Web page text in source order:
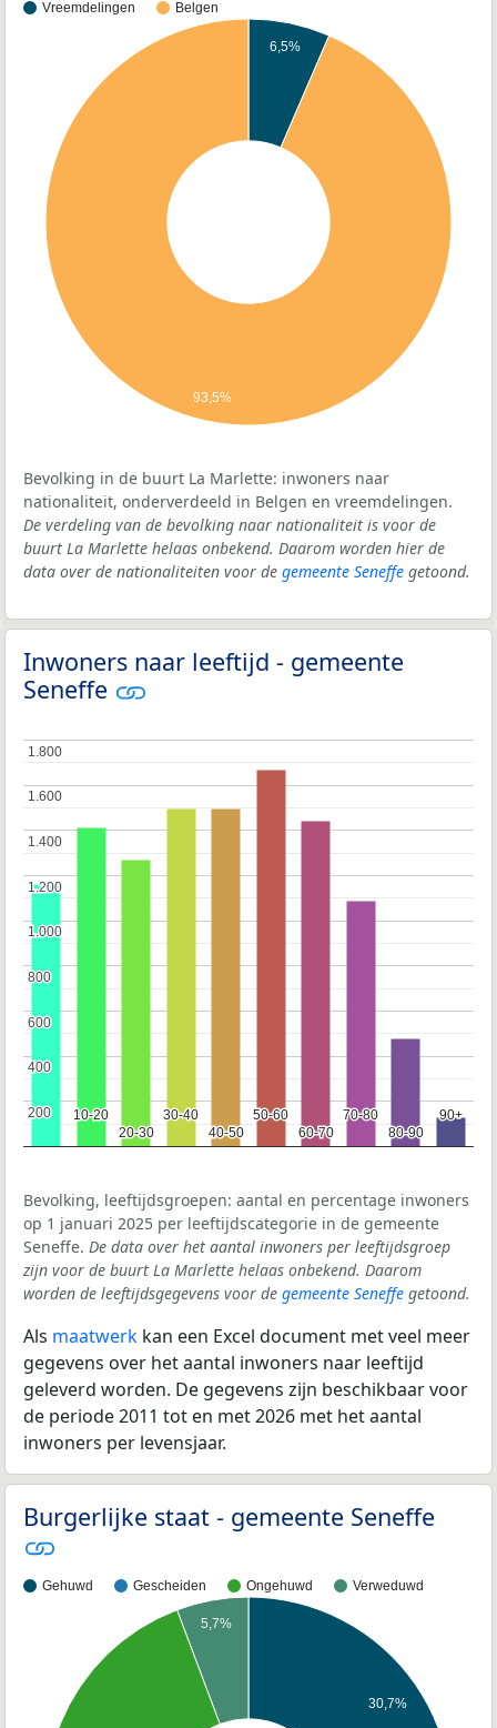
Vreemdelingen Belgen
6,5%
93,5%
Bevolking in de buurt La Marlette: inwoners naar
nationaliteit, onderverdeeld in Belgen en vreemdelingen.
De verdeling van de bevolking naar nationaliteit is voor de
buurt La Marlette helaas onbekend. Daarom worden hier de
data over de nationaliteiten voor de gemeente Seneffe getoond.
Inwoners naar leeftijd - gemeente
Seneffe
10-20
10-20
20-30
20-30
30-40
30-40
40-50
40-50
50-60
50-60
60-70
60-70
70-80
70-80
80-90
80-90
90+
90+
200
200
400
400
600
600
800
800
1.000
1.000
1.200
1.200
1.400
1.400
1.600
1.600
1.800
1.800
Bevolking, leeftijdsgroepen: aantal en percentage inwoners
op 1 januari 2025 per leeftijdscategorie in de gemeente
Seneffe. De data over het aantal inwoners per leeftijdsgroep
zijn voor de buurt La Marlette helaas onbekend. Daarom
worden de leeftijdsgegevens voor de gemeente Seneffe getoond.
Als maatwerk kan een Excel document met veel meer
gegevens over het aantal inwoners naar leeftijd
geleverd worden. De gegevens zijn beschikbaar voor
de periode 2011 tot en met 2026 met het aantal
inwoners per levensjaar.
Burgerlijke staat - gemeente Seneffe
Gehuwd Gescheiden Ongehuwd Verweduwd
30,7%
5,7%